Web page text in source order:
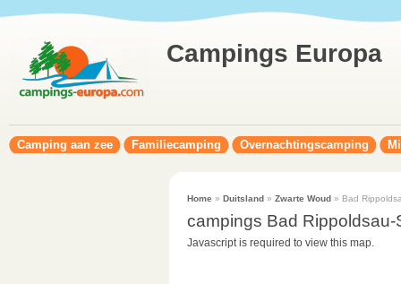
Campings Europa
Camping aan zee Familiecamping Overnachtingscamping
Home » Duitsland» Zwarte Woud» Bad
campings Bad
Javascript is required to view this map.